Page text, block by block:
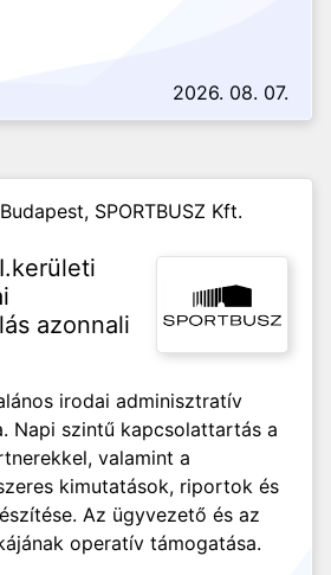
2026. 08. 07.
Budapest, SPORTBUSZ Kft.
azonnali
irodai adminisztratív
Napi szintű kapcsolattartás a
valamint a
kimutatások, riportok és
Az ügyvezető és az
operatív támogatása.